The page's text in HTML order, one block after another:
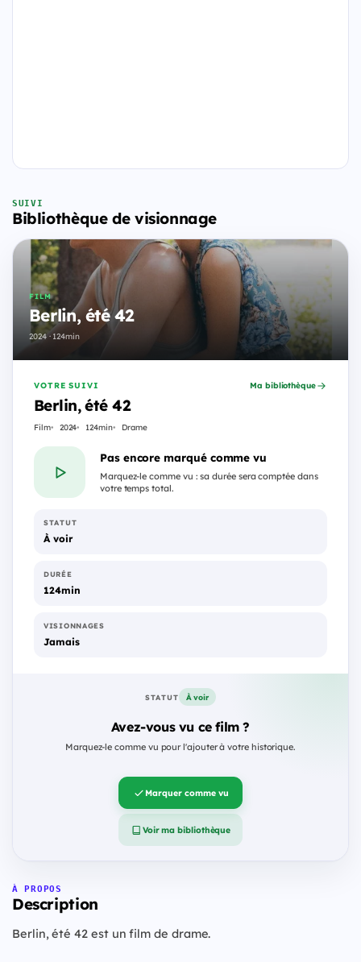
SUIVI
Bibliothèque de visionnage
FILM
Berlin, été 42
2024 · 124min
VOTRE SUIVI
Berlin, été 42
Film 2024 124min Drame
Ma bibliothèque
Pas encore marqué comme vu
Marquez-le comme vu : sa durée sera comptée dans
votre temps total.
STATUT
À voir
DURÉE
124min
VISIONNAGES
Jamais
STATUT À voir
Avez-vous vu ce film ?
Marquez-le comme vu pour l'ajouter à votre historique.
Marquer comme vu
Voir ma bibliothèque
À PROPOS
Description
Berlin, été 42 est un film de drame.